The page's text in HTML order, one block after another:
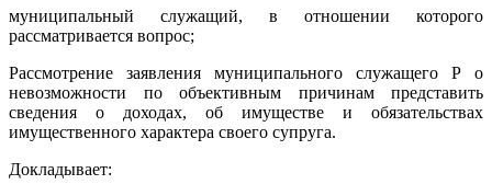
муниципальный служащий, в отношении которого
рассматривается вопрос;
Рассмотрение заявления муниципального служащего Р о
невозможности по объективным причинам представить
сведения о доходах, об имуществе и обязательствах
имущественного характера своего супруга.
Докладывает: